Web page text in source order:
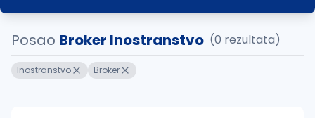
Posao Broker Inostranstvo (0 rezultata)
Inostranstvo Broker